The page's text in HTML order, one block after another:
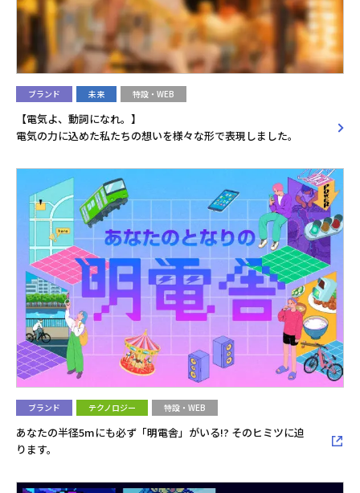
ブランド 未来 特設・WEB
【電気よ、動詞になれ。】
電気の力に込めた私たちの想いを様々な形で表現しました。
ブランド テクノロジー 特設・WEB
あなたの半径5mにも必ず「明電舎」がいる!? そのヒミツに迫
ります。